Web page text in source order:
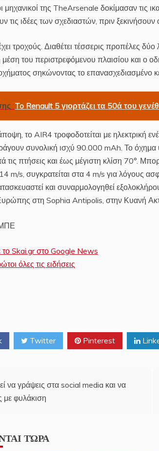
μηχανικοί της TheArsenale δοκίμασαν τις
τις ιδέες των σχεδιαστών, πριν
τροχούς. Διαθέτει τέσσερις προπέλες
μέση του περιστρεφόμενου πλαισίου και ο
σηκώνοντας το επανασχεδιασμένο
To Renault 5 γιορτάζει τα 50ά του
το AIR4 τροφοδοτείται με ηλεκτρική
συνολική ισχύ 90.000 mAh. Το όχημα
τις πτήσεις και έως μέγιστη κλίση 70°.
m/s, συγκρατείται στα 4 m/s για λόγους
και συναρμολογηθεί
στη Sophia Antipolis, στην Κυανή
Skai.gr στο Google News
όλες τις ειδήσεις
Twitter Pinterest
να γράψεις στα social media και να
με φυλάκιση
ΤΏΡΑ